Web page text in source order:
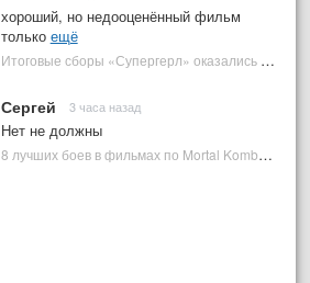
хороший, но недооценённый фильм
только ещё
Итоговые сборы «Супергерл» оказались худшими для DC за два десятилетия | Plugged In Ru
Сергей 3 часа назад
Нет не должны
8 лучших боев в фильмах по Mortal Kombat: от «Смертельной битвы» до «Мортал Комбат 2» | Plugged In Ru